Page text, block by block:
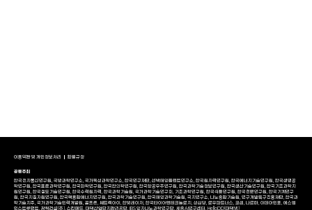
이용약관 및 개인정보처리 환불규정
공동주최
한국전자통신연구원, 국방과학연구소, 국가독성과학연구소, 한국연구재단, 선박해양플랜트연구소, 한국원자력연구원, 한국에너지기술연구원, 한국생명공
학연구원, 한국표준과학연구원, 한국화학연구원, 한국한의학연구원, 한국항공우주연구원, 한국과학기술정보연구원, 한국생산기술연구원, 한국기초과학지
원연구원, 한국철도기술연구원, 한국수력원자력, 한국과학기술원, 국가과학기술연구회, 기초과학연구원, 한국식품연구원, 한국천문연구원, 한국기계연구
원, 한국지질자원연구원, 한국핵융합에너지연구원, 한국과학기술연구원, 한국해양과학기술원, 극지연구소, 나노종합기술원, 연구개발특구진흥재단, 한국과
학기술지주, 국가과학기술인력개발원, 골프존, 쎄트렉아이, 한빛레이저, 한국타이어앤테크놀로지, 성심당, 로우파트너스, 코셈, 나르마, 이데아인포, 에스엠
인스트루먼트, 광혁건설(주), 스킨메드, 대덕산업단지관리공단, IBS 양자나노과학연구단, 세종AI연구센터, HelloDD(대덕넷)